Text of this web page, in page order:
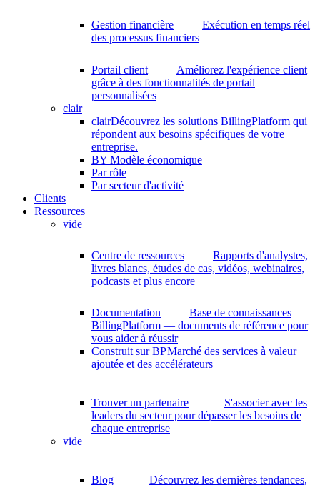
Gestion financière
Exécution en temps réel
des processus financiers
Portail client
Améliorez l'expérience client
grâce à des fonctionnalités de portail
personnalisées
clair
clairDécouvrez les solutions BillingPlatform qui
répondent aux besoins spécifiques de votre
entreprise.
BY Modèle économique
Par rôle
Par secteur d'activité
Clients
Ressources
vide
Centre de ressources
Rapports d'analystes,
livres blancs, études de cas, vidéos, webinaires,
podcasts et plus encore
Documentation
Base de connaissances
BillingPlatform — documents de référence pour
vous aider à réussir
Construit sur BPMarché des services à valeur
ajoutée et des accélérateurs
Trouver un partenaire
S'associer avec les
leaders du secteur pour dépasser les besoins de
chaque entreprise
vide
Blog
Découvrez les dernières tendances,